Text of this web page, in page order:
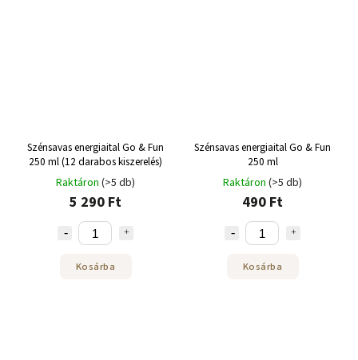
Szénsavas energiaital Go & Fun
250 ml (12 darabos kiszerelés)
Raktáron (>5 db)
5 290 Ft
Kosárba
Szénsavas energiaital Go & Fun
250 ml
Raktáron (>5 db)
490 Ft
Kosárba